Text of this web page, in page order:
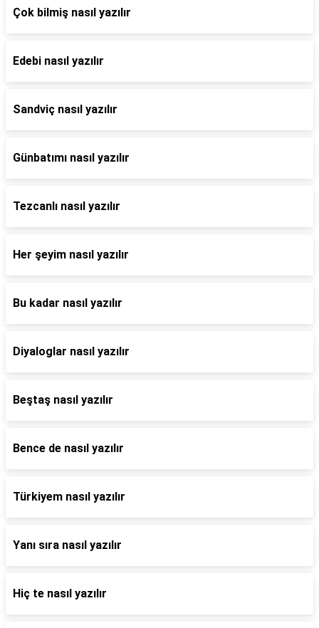
Çok bilmiş nasıl yazılır
Edebi nasıl yazılır
Sandviç nasıl yazılır
Günbatımı nasıl yazılır
Tezcanlı nasıl yazılır
Her şeyim nasıl yazılır
Bu kadar nasıl yazılır
Diyaloglar nasıl yazılır
Beştaş nasıl yazılır
Bence de nasıl yazılır
Türkiyem nasıl yazılır
Yanı sıra nasıl yazılır
Hiç te nasıl yazılır